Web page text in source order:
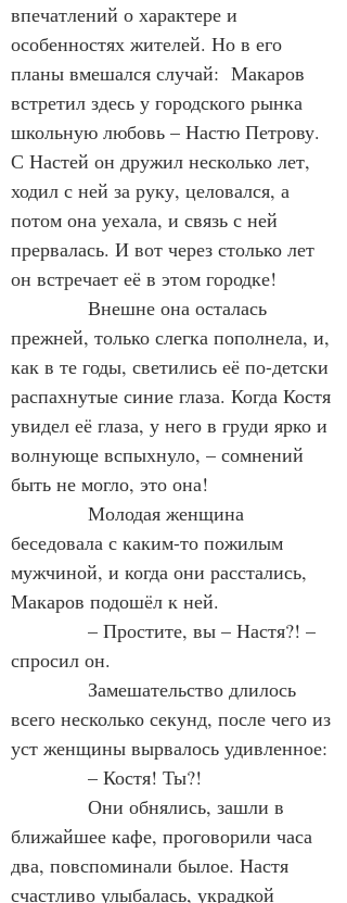
впечатлений о характере и
особенностях жителей. Но в его
планы вмешался случай:  Макаров
встретил здесь у городского рынка
школьную любовь – Настю Петрову.
С Настей он дружил несколько лет,
ходил с ней за руку, целовался, а
потом она уехала, и связь с ней
прервалась. И вот через столько лет
он встречает её в этом городке!
Внешне она осталась
прежней, только слегка пополнела, и,
как в те годы, светились её по-детски
распахнутые синие глаза. Когда Костя
увидел её глаза, у него в груди ярко и
волнующе вспыхнуло, – сомнений
быть не могло, это она!
Молодая женщина
беседовала с каким-то пожилым
мужчиной, и когда они расстались,
Макаров подошёл к ней.
– Простите, вы – Настя?! –
спросил он.
Замешательство длилось
всего несколько секунд, после чего из
уст женщины вырвалось удивленное:
– Костя! Ты?!
Они обнялись, зашли в
ближайшее кафе, проговорили часа
два, повспоминали былое. Настя
счастливо улыбалась, украдкой